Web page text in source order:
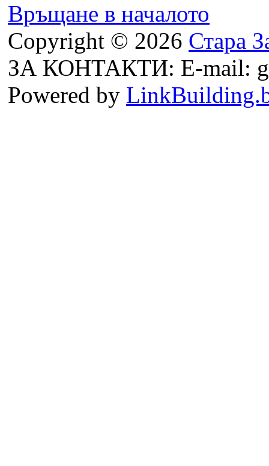
Връщане в началото
Copyright © 2026 Стара
ЗА КОНТАКТИ: E-mail:
Powered by